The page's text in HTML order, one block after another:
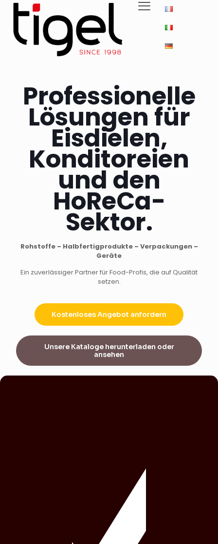
Professionelle
Lösungen für
Eisdielen,
Konditoreien
und den
HoReCa-
Sektor.
Rohstoffe – Halbfertigprodukte – Verpackungen –
Geräte
Ein zuverlässiger Partner für Food-Profis, die auf Qualität
setzen.
Kostenloses Angebot anfordern
Unsere Kataloge herunterladen oder
ansehen